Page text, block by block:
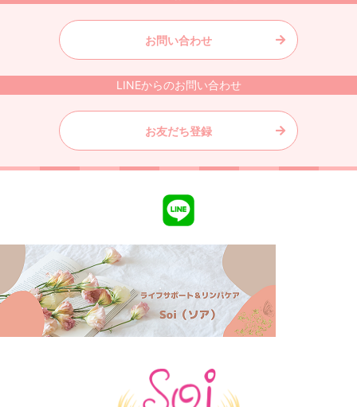
お問い合わせ
LINEからのお問い合わせ
お友だち登録